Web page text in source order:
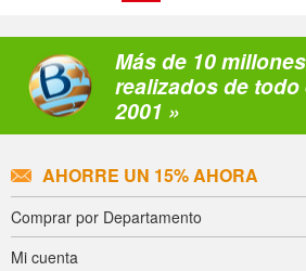
Más de 10
realizados de
2001 »
AHORRE UN 15% AHORA
Comprar por Departamento
Mi cuenta